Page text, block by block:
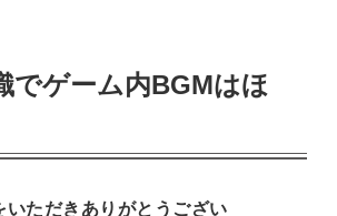
でゲーム内BGMはほ
ただきありがとうござい